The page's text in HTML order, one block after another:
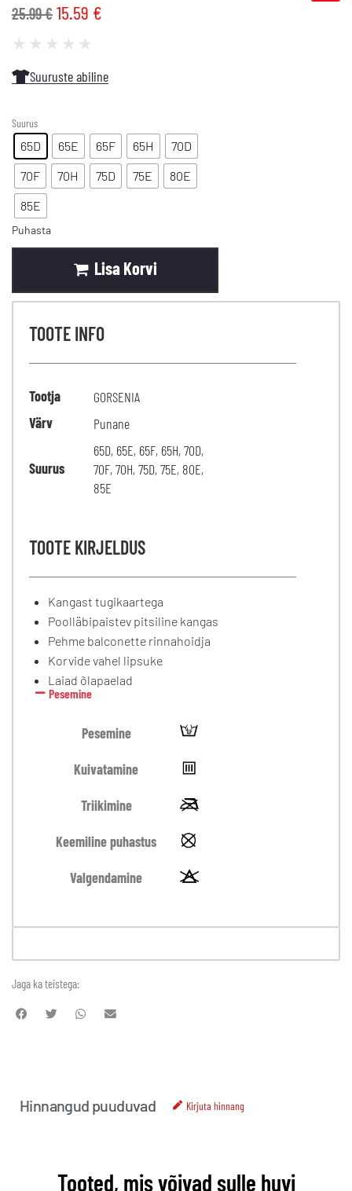
25.99€ 15.59 €
★ ★ ★ ★ ★
Suuruste abiline
Suurus
65D 65E 65F 65H
70D
70F
70H 75D 75E
80E
85E
Puhasta
Lisa Korvi
TOOTE INFO
Tootja
GORSENIA
Värv
Punane
Suurus
65D, 65E, 65F, 65H,70D,
70F,70H,75D,75E, 80E,
85E
TOOTE KIRJELDUS
Kangast tugikaartega
Poolläbipaistev pitsiline kangas
Pehme balconette rinnahoidja
Korvide vahel lipsuke
Laiad õlapaelad
Pesemine
Pesemine
Kuivatamine
Triikimine
Keemiline puhastus
Valgendamine
Jaga ka teistega:
Hinnangud puuduvad Kirjuta hinnang
Tooted, mis võivad sulle huvi